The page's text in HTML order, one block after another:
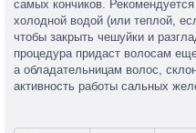
самых кончиков.
холодной водой (или теплой,
чтобы закрыть чешуйки и
процедура придаст волосам
а обладательницам волос,
активность работы сальных